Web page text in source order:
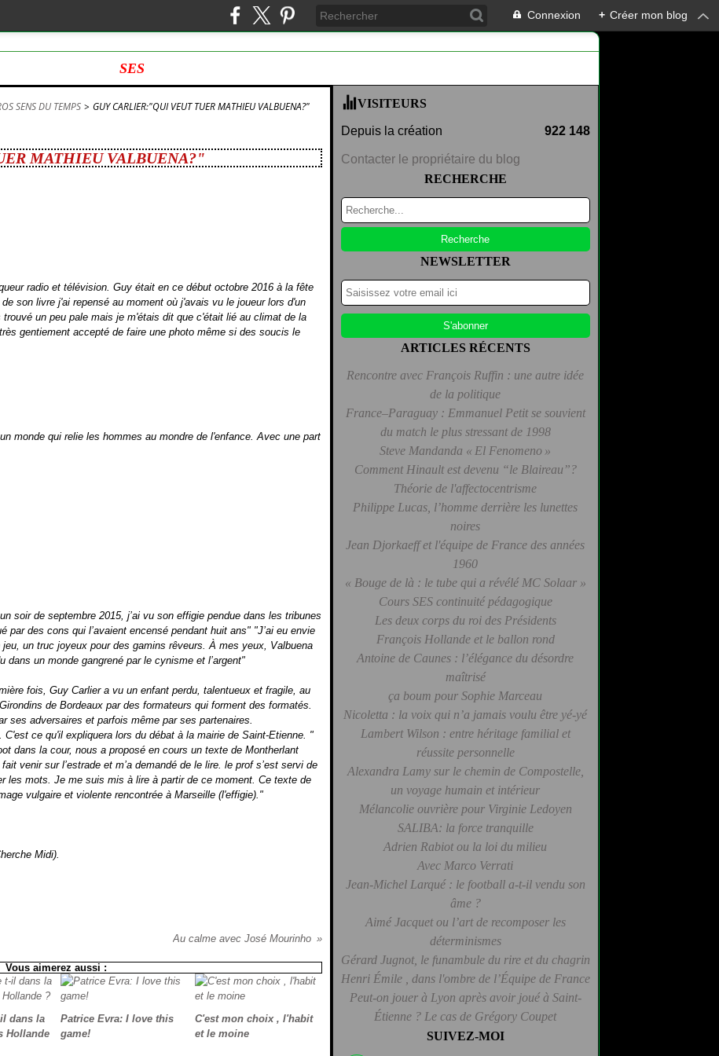
Connexion + Créer mon blog
SES
SENS DU TEMPS > GUY CARLIER:"QUI VEUT TUER MATHIEU VALBUENA?"
MATHIEU VALBUENA?"
radio et télévision. Guy était en ce début octobre 2016 à la fête
son livre j'ai repensé au moment où j'avais vu le joueur lors d'un
un peu pale mais je m'étais dit que c'était lié au climat de la
gentiement accepté de faire une photo même si des soucis le
monde qui relie les hommes au mondre de l'enfance. Avec une part
soir de septembre 2015, j’ai vu son effigie pendue dans les tribunes
par des cons qui l’avaient encensé pendant huit ans" "J’ai eu envie
un truc joyeux pour des gamins rêveurs. À mes yeux, Valbuena
un monde gangrené par le cynisme et l’argent"
fois, Guy Carlier a vu un enfant perdu, talentueux et fragile, au
de Bordeaux par des formateurs qui forment des formatés.
ses adversaires et parfois même par ses partenaires.
ce qu'il expliquera lors du débat à la mairie de Saint-Etienne. "
dans la cour, nous a proposé en cours un texte de Montherlant
venir sur l’estrade et m’a demandé de le lire. le prof s’est servi de
les mots. Je me suis mis à lire à partir de ce moment. Ce texte de
vulgaire et violente rencontrée à Marseille (l'effigie)."
Midi).
Au calme avec José Mourinho
Vous aimerez aussi :
dans la
Hollande
Patrice Evra: I love this
game!
C'est mon choix , l'habit
et le moine
VISITEURS
Depuis la création 922 148
Contacter le propriétaire du blog
RECHERCHE
NEWSLETTER
ARTICLES RÉCENTS
Rencontre avec François Ruffin : une autre idée
de la politique
France–Paraguay : Emmanuel Petit se souvient
du match le plus stressant de 1998
Steve Mandanda « El Fenomeno »
Comment Hinault est devenu “le Blaireau”?
Théorie de l'affectocentrisme
Philippe Lucas, l’homme derrière les lunettes
noires
Jean Djorkaeff et l'équipe de France des années
1960
« Bouge de là : le tube qui a révélé MC Solaar »
Cours SES continuité pédagogique
Les deux corps du roi des Présidents
François Hollande et le ballon rond
Antoine de Caunes : l’élégance du désordre
maîtrisé
ça boum pour Sophie Marceau
Nicoletta : la voix qui n’a jamais voulu être yé-yé
Lambert Wilson : entre héritage familial et
réussite personnelle
Alexandra Lamy sur le chemin de Compostelle,
un voyage humain et intérieur
Mélancolie ouvrière pour Virginie Ledoyen
SALIBA: la force tranquille
Adrien Rabiot ou la loi du milieu
Avec Marco Verrati
Jean-Michel Larqué : le football a-t-il vendu son
âme ?
Aimé Jacquet ou l’art de recomposer les
déterminismes
Gérard Jugnot, le funambule du rire et du chagrin
Henri Émile , dans l'ombre de l’Équipe de France
Peut-on jouer à Lyon après avoir joué à Saint-
Étienne ? Le cas de Grégory Coupet
SUIVEZ-MOI